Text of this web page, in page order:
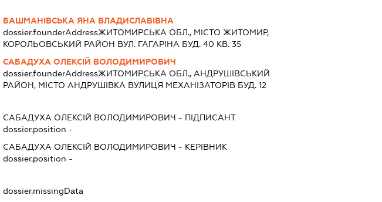
БАШМАНІВСЬКА ЯНА ВЛАДИСЛАВІВНА
dossier.founderAddressЖИТОМИРСЬКА ОБЛ., МІСТО ЖИТОМИР,
КОРОЛЬОВСЬКИЙ РАЙОН ВУЛ. ГАГАРІНА БУД. 40 КВ. 35
САБАДУХА ОЛЕКСІЙ ВОЛОДИМИРОВИЧ
dossier.founderAddressЖИТОМИРСЬКА ОБЛ., АНДРУШІВСЬКИЙ
РАЙОН, МІСТО АНДРУШІВКА ВУЛИЦЯ МЕХАНІЗАТОРІВ БУД. 12
САБАДУХА ОЛЕКСІЙ ВОЛОДИМИРОВИЧ - ПІДПИСАНТ
dossier.position -
САБАДУХА ОЛЕКСІЙ ВОЛОДИМИРОВИЧ - КЕРІВНИК
dossier.position -
dossier.missingData